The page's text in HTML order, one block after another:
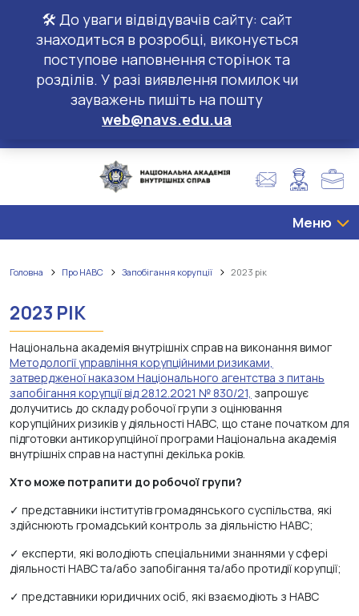
🛠️ До уваги відвідувачів сайту: сайт
знаходиться в розробці, виконується
поступове наповнення сторінок та
розділів. У разі виявлення помилок чи
зауважень пишіть на пошту
web@navs.edu.ua
Меню
Головна Про НАВС Запобігання корупції 2023 рік
2023 РІК
Національна академія внутрішніх справ на виконання вимог
Методології управління корупційними ризиками,
затвердженої наказом Національного агентства з питань
запобігання корупції від 28.12.2021 № 830/21, запрошує
долучитись до складу робочої групи з оцінювання
корупційних ризиків у діяльності НАВС, що стане початком для
підготовки антикорупційної програми Національна академія
внутрішніх справ на наступні декілька років.
Хто може потрапити до робочої групи?
✓ представники інститутів громадянського суспільства, які
здійснюють громадський контроль за діяльністю НАВС;
✓ експерти, які володіють спеціальними знаннями у сфері
діяльності НАВС та/або запобігання та/або протидії корупції;
✓ представники юридичних осіб, які взаємодіють з НАВС